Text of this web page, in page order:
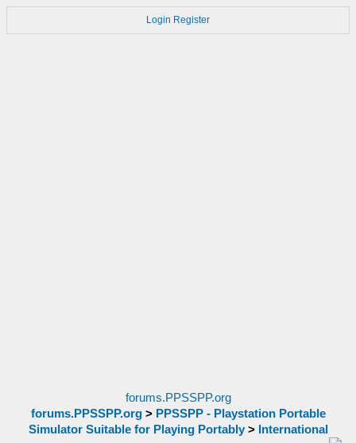
Login Register
forums.PPSSPP.org
forums.PPSSPP.org> PPSSPP - Playstation Portable
Simulator Suitable for Playing Portably> International